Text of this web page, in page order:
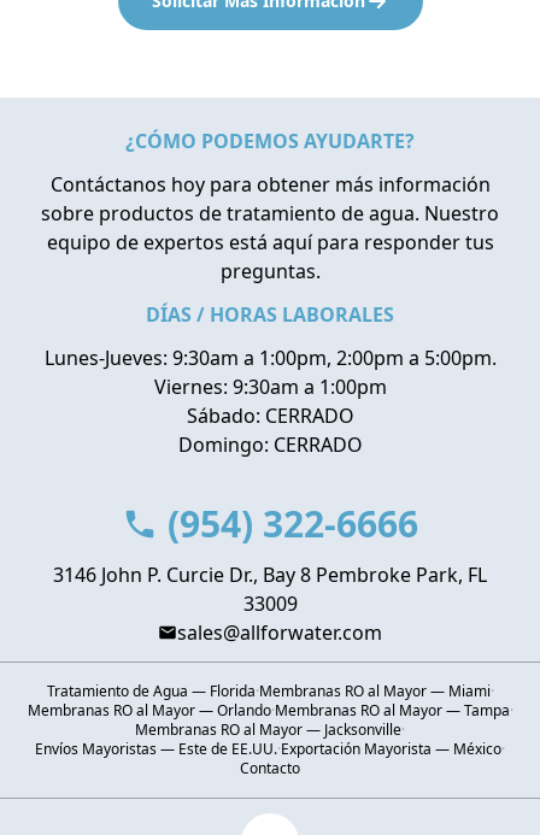
¿CÓMO PODEMOS AYUDARTE?
Contáctanos hoy para obtener más información
sobre productos de tratamiento de agua. Nuestro
equipo de expertos está aquí para responder tus
preguntas.
DÍAS / HORAS LABORALES
Lunes-Jueves: 9:30am a 1:00pm, 2:00pm a 5:00pm.
Viernes: 9:30am a 1:00pm
Sábado: CERRADO
Domingo: CERRADO
(954) 322-6666
3146 John P. Curcie Dr., Bay 8 Pembroke Park, FL
33009
sales@allforwater.com
Tratamiento de Agua — Florida·Membranas RO al Mayor — Miami·
Membranas RO al Mayor — Orlando·Membranas RO al Mayor — Tampa·
Membranas RO al Mayor — Jacksonville·
Envíos Mayoristas — Este de EE.UU.·Exportación Mayorista — México·
Contacto